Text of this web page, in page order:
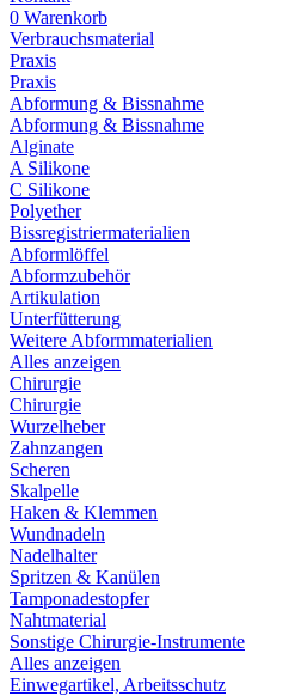
0 Warenkorb
Verbrauchsmaterial
Praxis
Praxis
Abformung & Bissnahme
Abformung & Bissnahme
Alginate
A Silikone
C Silikone
Polyether
Bissregistriermaterialien
Abformlöffel
Abformzubehör
Artikulation
Unterfütterung
Weitere Abformmaterialien
Alles anzeigen
Chirurgie
Chirurgie
Wurzelheber
Zahnzangen
Scheren
Skalpelle
Haken & Klemmen
Wundnadeln
Nadelhalter
Spritzen & Kanülen
Tamponadestopfer
Nahtmaterial
Sonstige Chirurgie-Instrumente
Alles anzeigen
Einwegartikel, Arbeitsschutz